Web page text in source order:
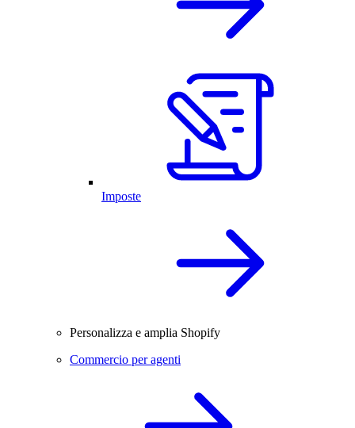
Imposte
Personalizza e amplia Shopify
Commercio per agenti